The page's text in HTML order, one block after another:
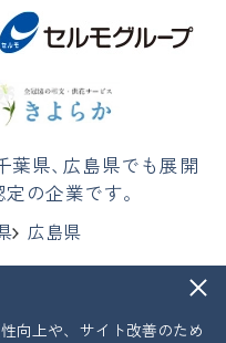
葉県、 広島県でも展開
の企業です。
広島県
向上や、サイト改善のため